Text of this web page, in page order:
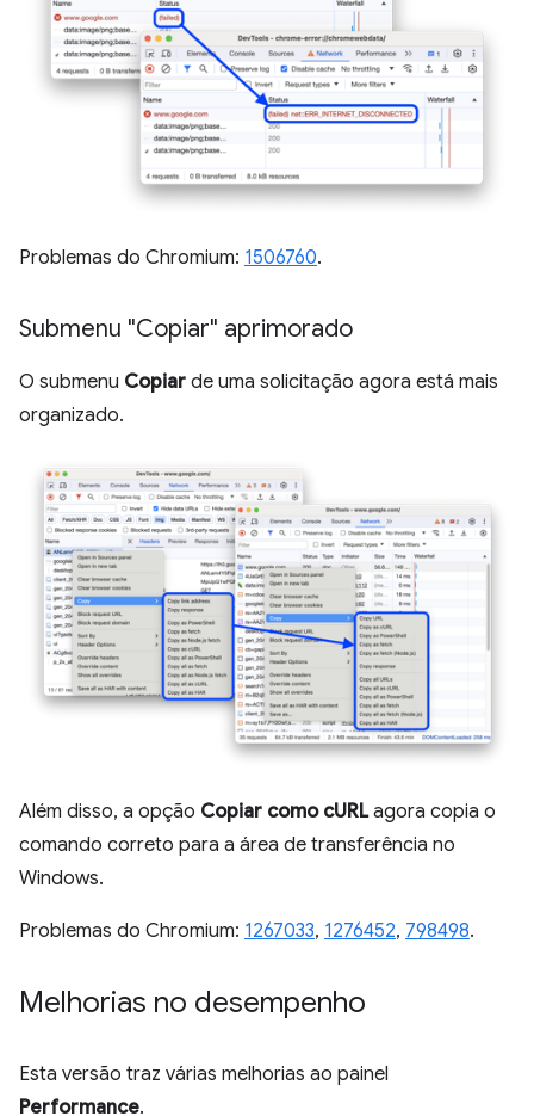
Problemas do Chromium: 1506760.
Submenu "Copiar" aprimorado
O submenu Copiar de uma solicitação agora está mais
organizado.
Além disso, a opção Copiar como cURLagora copia o
comando correto para a área de transferência no
Windows.
Problemas do Chromium: 1267033, 1276452, 798498.
Melhorias no desempenho
Esta versão traz várias melhorias ao painel
Performance.